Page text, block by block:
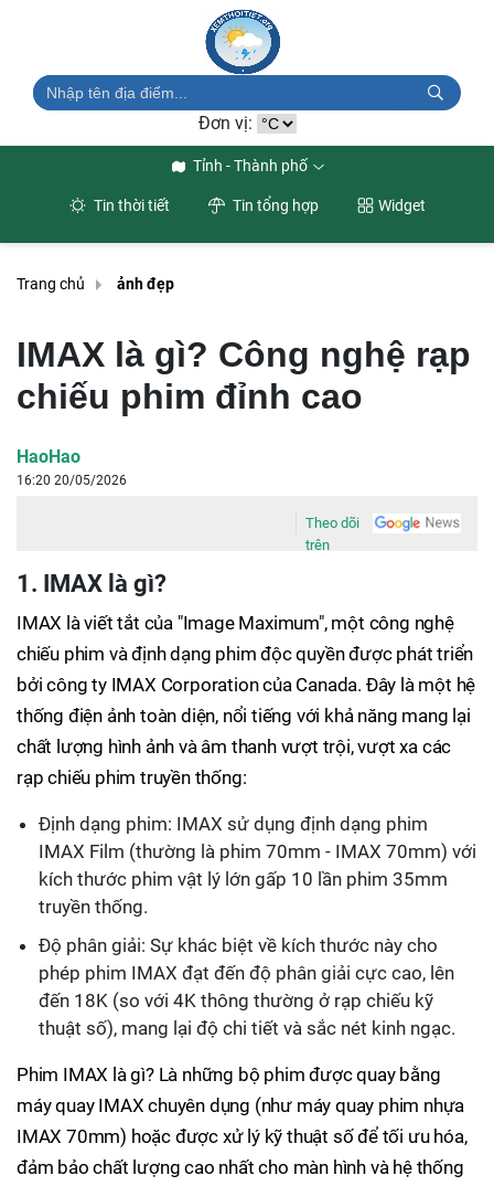
Đơn vị:
Tỉnh - Thành phố
Tin thời tiết Tin tổng hợp Widget
Trang chủ ảnh đẹp
IMAX là gì? Công nghệ rạp
chiếu phim đỉnh cao
HaoHao
16:20 20/05/2026
Theo dõi
trên
1. IMAX là gì?
IMAX là viết tắt của "Image Maximum", một công nghệ
chiếu phim và định dạng phim độc quyền được phát triển
bởi công ty IMAX Corporation của Canada. Đây là một hệ
thống điện ảnh toàn diện, nổi tiếng với khả năng mang lại
chất lượng hình ảnh và âm thanh vượt trội, vượt xa các
rạp chiếu phim truyền thống:
Định dạng phim: IMAX sử dụng định dạng phim
IMAX Film (thường là phim 70mm - IMAX 70mm) với
kích thước phim vật lý lớn gấp 10 lần phim 35mm
truyền thống.
Độ phân giải: Sự khác biệt về kích thước này cho
phép phim IMAX đạt đến độ phân giải cực cao, lên
đến 18K (so với 4K thông thường ở rạp chiếu kỹ
thuật số), mang lại độ chi tiết và sắc nét kinh ngạc.
Phim IMAX là gì? Là những bộ phim được quay bằng
máy quay IMAX chuyên dụng (như máy quay phim nhựa
IMAX 70mm) hoặc được xử lý kỹ thuật số để tối ưu hóa,
đảm bảo chất lượng cao nhất cho màn hình và hệ thống